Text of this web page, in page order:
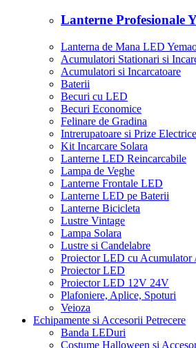
Lanterne Profesionale
Lanterna de Mana LED
Acumulatori Stationari si
Acumulatori si Incarcatoare
Baterii
Becuri cu LED
Becuri Economice
Felinare de Gradina
Intrerupatoare si Prize Electrice
Kit Incarcare Solara
Lanterne LED Reincarcabile
Lampa de Veghe
Lanterne Frontale LED
Lanterne LED pe Baterii
Lanterne Bicicleta
Lustre Vintage
Lampa Solara
Lustre si Candelabre
Proiector LED cu Acumulator
Proiector LED
Proiector LED 12V 24V
Plafoniere, Aplice, Spoturi
Veioza
Echipamente si Accesorii Petrecere
Banda LEDuri
Costume Halloween si